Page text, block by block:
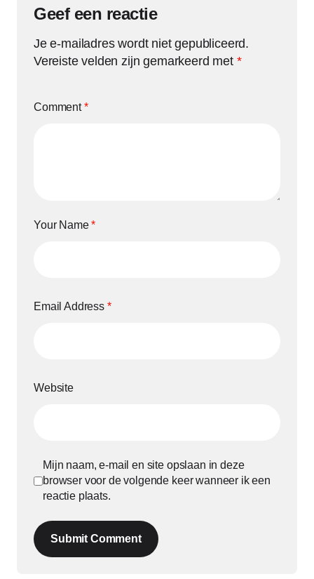
Geef een reactie
Je e-mailadres wordt niet gepubliceerd.
Vereiste velden zijn gemarkeerd met *
Comment*
Your Name*
Email Address *
Website
Mijn naam, e-mail en site opslaan in deze
browser voor de volgende keer wanneer ik een
reactie plaats.
Submit Comment